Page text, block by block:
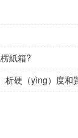
紙箱?
硬（yìng）度和